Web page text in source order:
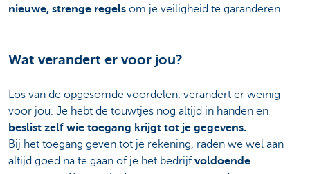
nieuwe, strenge regels om je veiligheid te garanderen.
Wat verandert er voor jou?
Los van de opgesomde voordelen, verandert er weinig
voor jou. Je hebt de touwtjes nog altijd in handen en
beslist zelf wie toegang krijgt tot je gegevens.
Bij het toegang geven tot je rekening, raden we wel aan
altijd goed na te gaan of je het bedrijf voldoende